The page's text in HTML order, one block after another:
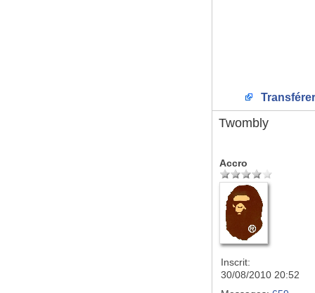
Twombly
Accro
Inscrit:
30/08/2010 20:52